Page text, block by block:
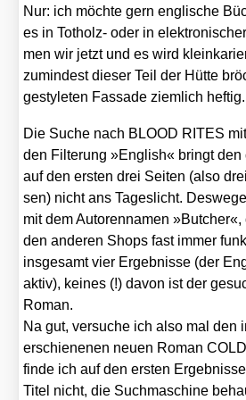
Nur: ich möch­te gern eng­li­sche
es in Tot­holz- oder in
men wir jetzt und es wird
zumin­dest die­ser Teil der Hüt­te
ge­styl­e­ten Fas­sa­de ziem­lich hef­tig.
Die Suche nach BLOOD RITES
den Fil­te­rung »Eng­lish« bringt den
auf den ers­ten drei Sei­ten (also
sen) nicht ans Tages­licht.
mit dem Autoren­na­men
den ande­ren Shops fast immer
ins­ge­samt vier Ergeb­nis­se (der
aktiv), kei­nes (!) davon ist der
Roman.
Na gut, ver­su­che ich also mal den
erschie­ne­nen neu­en Roman
fin­de ich auf den ers­ten
Titel nicht, die Such­ma­schi­ne